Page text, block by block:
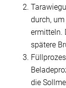
durch,
ermitteln.
spätere
die